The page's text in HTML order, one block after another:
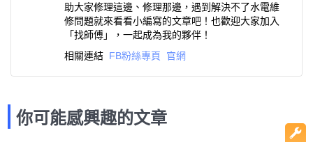
助大家修理這邊、修理那邊，遇到解決不了水電維
修問題就來看看小編寫的文章吧！也歡迎大家加入
「找師傅」，一起成為我的夥伴！
相關連結 FB粉絲專頁 官網
你可能感興趣的文章